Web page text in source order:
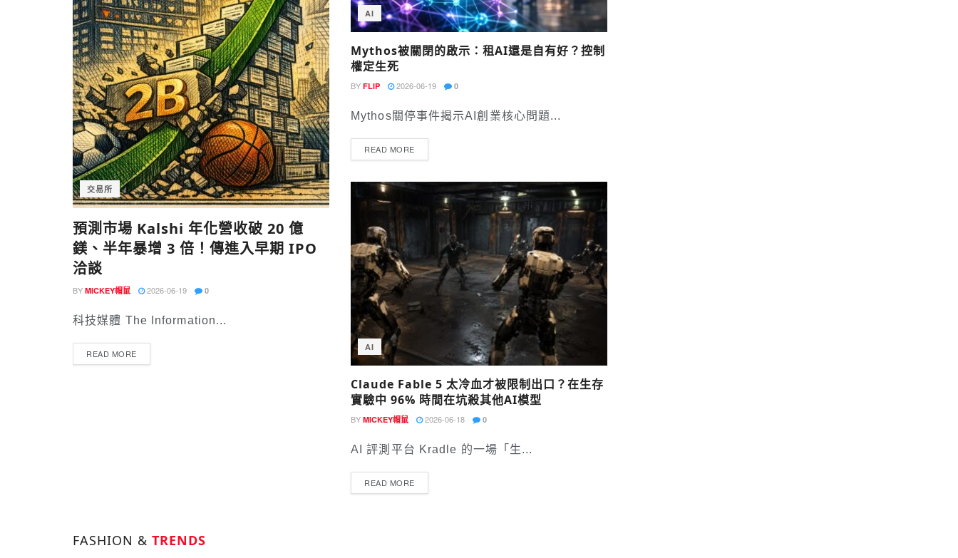
交易所
預測市場 Kalshi 年化營收破 20 億
鎂、半年暴增 3 倍！傳進入早期 IPO
洽談
BY MICKEY帽鼠 2026-06-19 0
科技媒體 The Information...
READ MORE
AI
Mythos被關閉的啟示：租AI還是自有好？控制
權定生死
BY FLIP 2026-06-19 0
Mythos關停事件揭示AI創業核心問題...
READ MORE
AI
Claude Fable 5 太冷血才被限制出口？在生存
實驗中 96% 時間在坑殺其他AI模型
BY MICKEY帽鼠 2026-06-18 0
AI 評測平台 Kradle 的一場「生...
READ MORE
FASHION & TRENDS